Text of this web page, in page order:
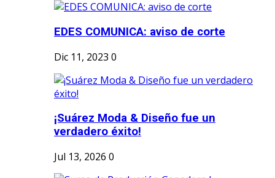
EDES COMUNICA: aviso de corte
Dic 11, 2023 0
¡Suárez Moda & Diseño fue un
verdadero éxito!
Jul 13, 2026 0